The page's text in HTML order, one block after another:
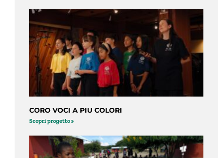
CORO VOCI A PIU COLORI
Scopri progetto »